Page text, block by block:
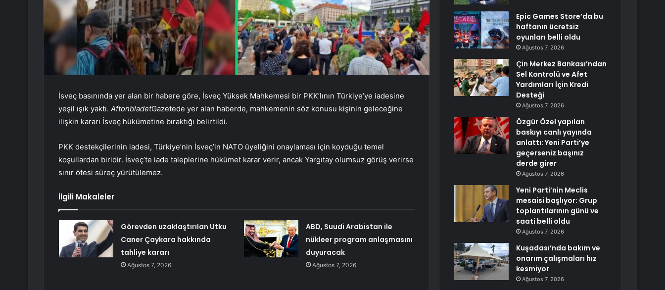
İsveç basınında yer alan bir habere göre, İsveç Yüksek Mahkemesi bir PKK’lının Türkiye’ye iadesine
yeşil ışık yaktı. AftonbladetGazetede yer alan haberde, mahkemenin söz konusu kişinin geleceğine
ilişkin kararı İsveç hükümetine bıraktığı belirtildi.
PKK destekçilerinin iadesi, Türkiye’nin İsveç’in NATO üyeliğini onaylaması için koyduğu temel
koşullardan biridir. İsveç’te iade taleplerine hükümet karar verir, ancak Yargıtay olumsuz görüş verirse
sınır ötesi süreç yürütülemez.
İlgili Makaleler
Görevden uzaklaştırılan Utku
Caner Çaykara hakkında
tahliye kararı
Ağustos 7, 2026
ABD, Suudi Arabistan ile
nükleer program anlaşmasını
duyuracak
Ağustos 7, 2026
Epic Games Store’da bu
haftanın ücretsiz
oyunları belli oldu
Ağustos 7, 2026
Çin Merkez Bankası’ndan
Sel Kontrolü ve Afet
Yardımları İçin Kredi
Desteği
Ağustos 7, 2026
Özgür Özel yapılan
baskıyı canlı yayında
anlattı: Yeni Parti’ye
geçerseniz başınız
derde girer
Ağustos 7, 2026
Yeni Parti’nin Meclis
mesaisi başlıyor: Grup
toplantılarının günü ve
saati belli oldu
Ağustos 7, 2026
Kuşadası’nda bakım ve
onarım çalışmaları hız
kesmiyor
Ağustos 7, 2026